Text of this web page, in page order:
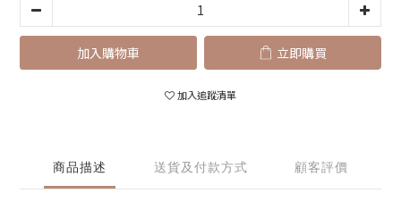
加入購物車 立即購買
加入追蹤清單
商品描述 送貨及付款方式 顧客評價